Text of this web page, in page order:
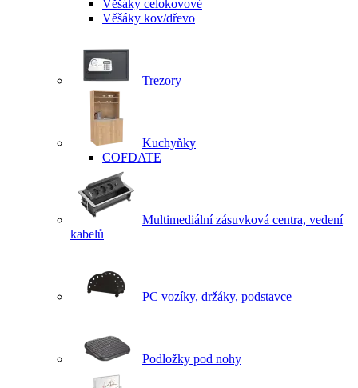
Věšáky celokovové
Věšáky kov/dřevo
Trezory
Kuchyňky
COFDATE
Multimediální zásuvková centra, vedení
kabelů
PC vozíky, držáky, podstavce
Podložky pod nohy